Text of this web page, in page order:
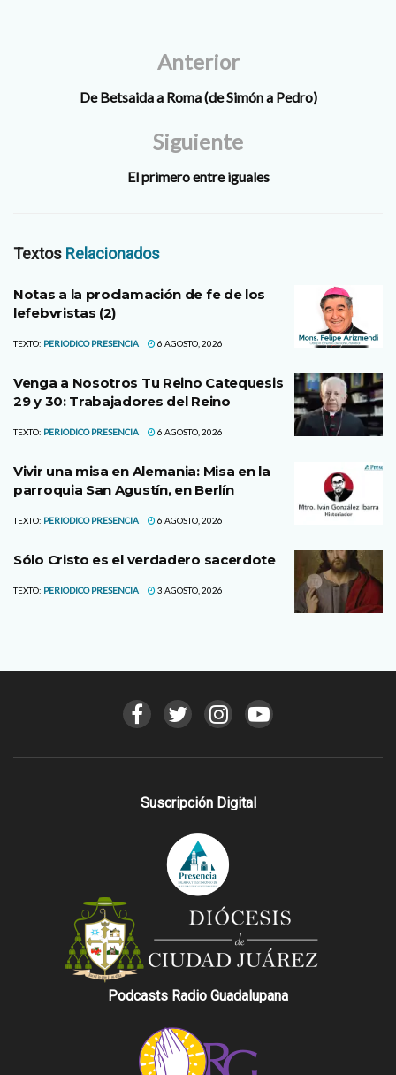
Anterior
De Betsaida a Roma (de Simón a Pedro)
Siguiente
El primero entre iguales
Textos Relacionados
Notas a la proclamación de fe de los
lefebvristas (2)
TEXTO: PERIODICO PRESENCIA 6 AGOSTO, 2026
Venga a Nosotros Tu Reino Catequesis
29 y 30: Trabajadores del Reino
TEXTO: PERIODICO PRESENCIA 6 AGOSTO, 2026
Vivir una misa en Alemania: Misa en la
parroquia San Agustín, en Berlín
TEXTO: PERIODICO PRESENCIA 6 AGOSTO, 2026
Sólo Cristo es el verdadero sacerdote
TEXTO: PERIODICO PRESENCIA 3 AGOSTO, 2026
Suscripción Digital
Podcasts Radio Guadalupana